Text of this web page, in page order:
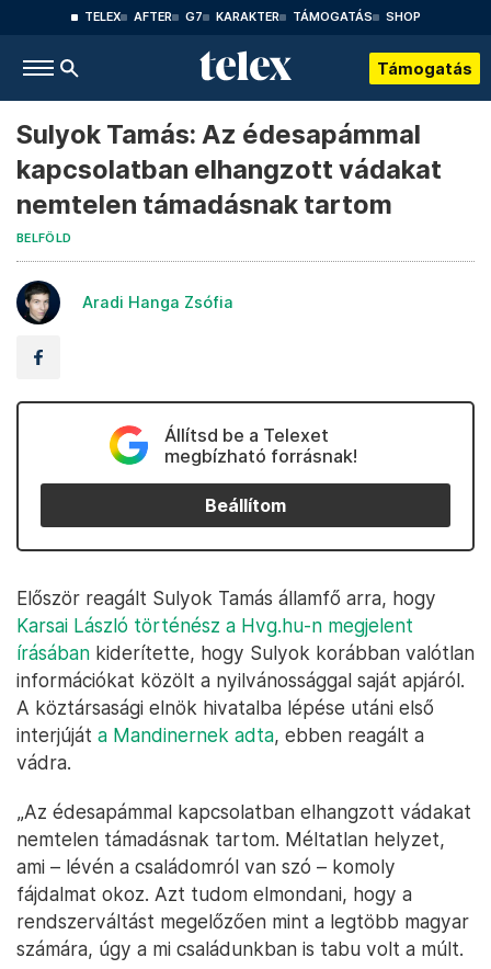
TELEX AFTER G7 KARAKTER TÁMOGATÁS SHOP
Támogatás
Sulyok Tamás: Az édesapámmal
kapcsolatban elhangzott vádakat
nemtelen támadásnak tartom
BELFÖLD
Aradi Hanga Zsófia
Állítsd be a Telexet
megbízható forrásnak!
Beállítom
Először reagált Sulyok Tamás államfő arra, hogy
Karsai László történész a Hvg.hu-n megjelent
írásában kiderítette, hogy Sulyok korábban valótlan
információkat közölt a nyilvánossággal saját apjáról.
A köztársasági elnök hivatalba lépése utáni első
interjúját a Mandinernek adta, ebben reagált a
vádra.
„Az édesapámmal kapcsolatban elhangzott vádakat
nemtelen támadásnak tartom. Méltatlan helyzet,
ami – lévén a családomról van szó – komoly
fájdalmat okoz. Azt tudom elmondani, hogy a
rendszerváltást megelőzően mint a legtöbb magyar
számára, úgy a mi családunkban is tabu volt a múlt.